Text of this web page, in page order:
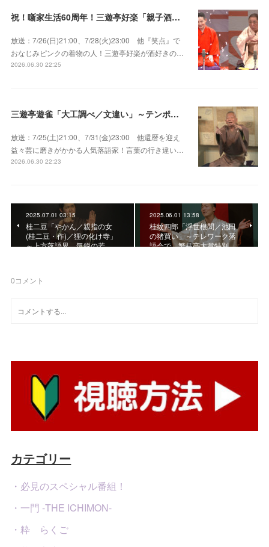
祝！噺家生活60周年！三遊亭好楽「親子酒」錦笑亭満堂「桜ん坊」～満堂フェス2026
放送：7/26(日)21:00、7/28(火)23:00 他『笑点』で
おなじみピンクの着物の人！三遊亭好楽が酒好きの…
2026.06.30 22:25
三遊亭遊雀「大工調べ／文違い」～テンポよくたたみかける語り口で人気・実力とも屈指！
放送：7/25(土)21:00、7/31(金)23:00 他還暦を迎え
益々芸に磨きがかかる人気落語家！言葉の行き違い…
2026.06.30 22:23
2025.07.01 03:15
桂二豆「やかん／親指の女
(桂二豆・作)／狸の化け寺」
～上方落語界、気鋭の若…
2025.06.01 13:58
桂紋四郎「浮世根問／池田
の猪買い」～テレワーク落
語会で、繁昌亭大賞特別…
0コメント
カテゴリー
・必見のスペシャル番組！
・一門 -THE ICHIMON-
・粋 らくご